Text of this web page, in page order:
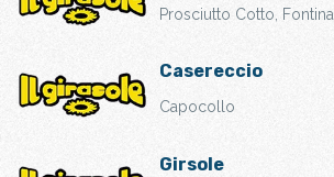
Prosciutto Cotto, Fontina
Casereccio
Capocollo
Girsole